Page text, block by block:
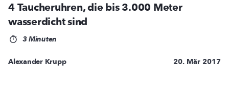
4 Taucheruhren, die bis 3.000 Meter
wasserdicht sind
3 Minuten
Alexander Krupp 20. Mär 2017